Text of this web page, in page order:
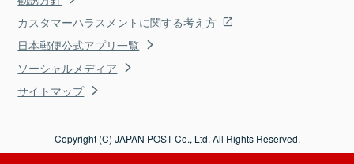
カスタマーハラスメントに関する考え方
日本郵便公式アプリ一覧
ソーシャルメディア
サイトマップ
Copyright (C) JAPAN POST Co., Ltd. All Rights Reserved.